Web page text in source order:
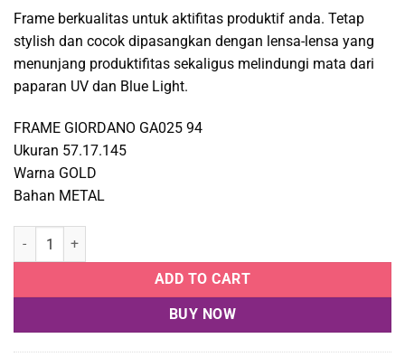
Frame berkualitas untuk aktifitas produktif anda. Tetap
stylish dan cocok dipasangkan dengan lensa-lensa yang
menunjang produktifitas sekaligus melindungi mata dari
paparan UV dan Blue Light.
FRAME GIORDANO GA025 94
Ukuran 57.17.145
Warna GOLD
Bahan METAL
GIORDANO GA025 94 quantity
ADD TO CART
BUY NOW